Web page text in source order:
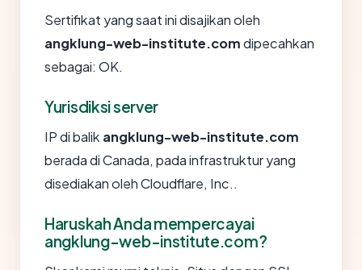
Sertifikat yang saat ini disajikan oleh
angklung-web-institute.comdipecahkan
sebagai: OK.
Yurisdiksi server
IP di balik angklung-web-institute.com
berada di Canada, pada infrastruktur yang
disediakan oleh Cloudflare, Inc..
Haruskah Anda mempercayai
angklung-web-institute.com?